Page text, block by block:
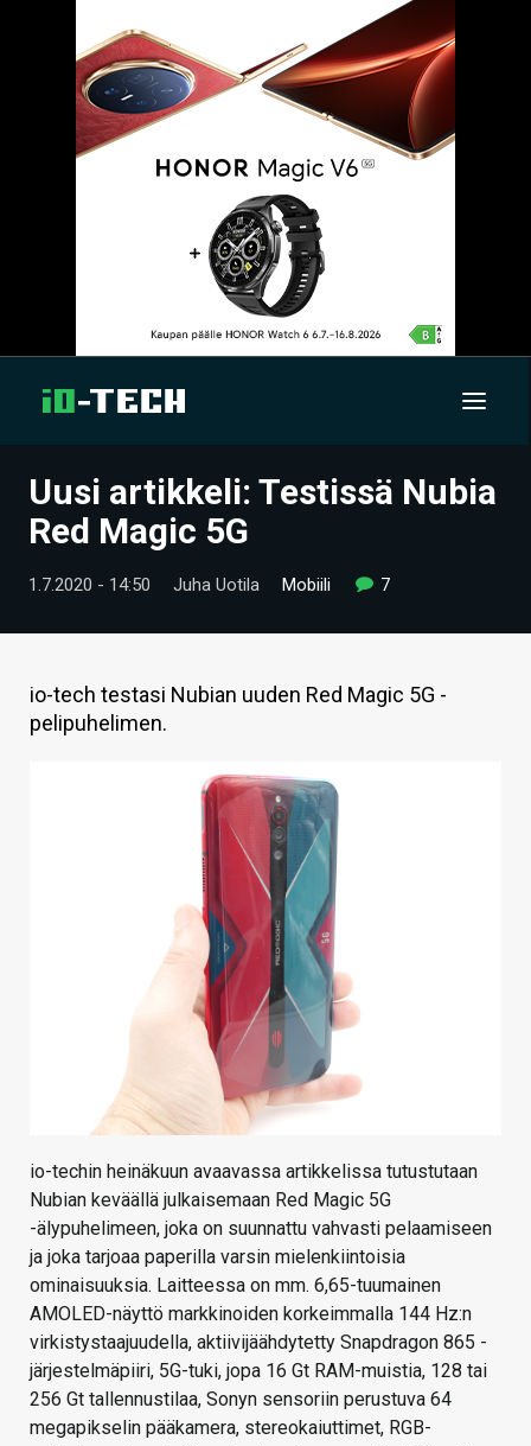
UUTISET
TIETOA
Uusi artikkeli: Testissä Nubia
Red Magic 5G
1.7.2020 - 14:50 Juha Uotila Mobiili 7
io-tech testasi Nubian uuden Red Magic 5G -
pelipuhelimen.
io-techin heinäkuun avaavassa artikkelissa tutustutaan
Nubian keväällä julkaisemaan Red Magic 5G
-älypuhelimeen, joka on suunnattu vahvasti pelaamiseen
ja joka tarjoaa paperilla varsin mielenkiintoisia
ominaisuuksia. Laitteessa on mm. 6,65-tuumainen
AMOLED-näyttö markkinoiden korkeimmalla 144 Hz:n
virkistystaajuudella, aktiivijäähdytetty Snapdragon 865 -
järjestelmäpiiri, 5G-tuki, jopa 16 Gt RAM-muistia, 128 tai
256 Gt tallennustilaa, Sonyn sensoriin perustuva 64
megapikselin pääkamera, stereokaiuttimet, RGB-